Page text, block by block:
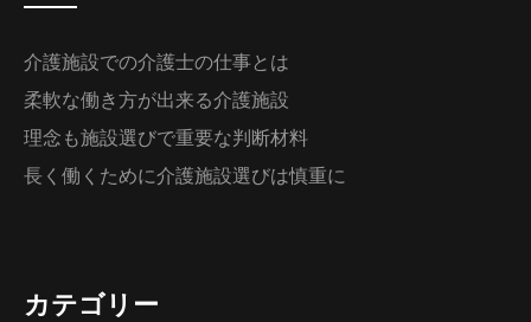
介護施設での介護士の仕事とは
柔軟な働き方が出来る介護施設
理念も施設選びで重要な判断材料
長く働くために介護施設選びは慎重に
カテゴリー